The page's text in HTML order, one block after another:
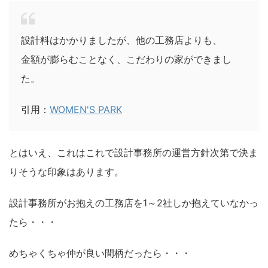
設計料はかかりましたが、他の工務店よりも、
金額が膨らむことなく、こだわりの家ができまし
た。
引用： WOMEN'S PARK
とはいえ、これはこれで設計事務所の運営方針次第で決ま
りそうな印象はあります。
設計事務所がお抱えの工務店を1～2社しか抱えていなかっ
たら・・・
めちゃくちゃ仲が良い間柄だったら・・・